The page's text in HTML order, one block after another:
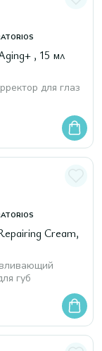
, 15 мл
для глаз
Cream,
губ